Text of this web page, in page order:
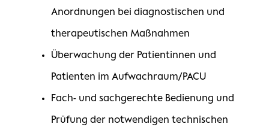
Anordnungen bei diagnostischen und
therapeutischen Maßnahmen
Überwachung der Patientinnen und
Patienten im Aufwachraum/PACU
Fach- und sachgerechte Bedienung und
Prüfung der notwendigen technischen